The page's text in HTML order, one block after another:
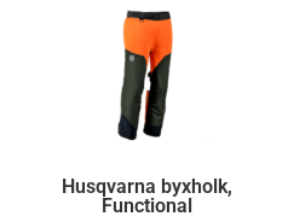
Husqvarna byxholk,
Functional